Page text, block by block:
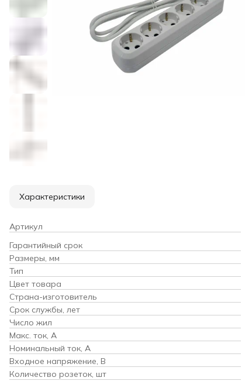
Характеристики
Артикул
Гарантийный срок
Размеры, мм
Тип
Цвет товара
Страна-изготовитель
Срок службы, лет
Число жил
Макс. ток, А
Номинальный ток, А
Входное напряжение, В
Количество розеток, шт